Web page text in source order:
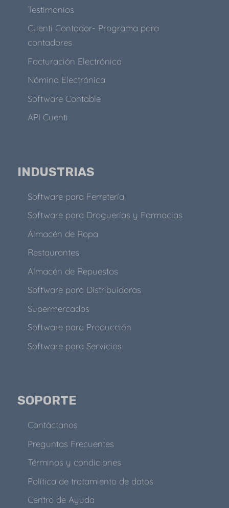
Testimonios
Cuenti Contador- Programa para
contadores
Facturación Electrónica
Nómina Electrónica
Software Contable
API Cuenti
INDUSTRIAS
Software para Ferretería
Software para Droguerías y Farmacias
Almacén de Ropa
Restaurantes
Almacén de Repuestos
Software para Distribuidoras
Supermercados
Software para Producción
Software para Servicios
SOPORTE
Contáctanos
Preguntas Frecuentes
Términos y condiciones
Política de tratamiento de datos
Centro de Ayuda